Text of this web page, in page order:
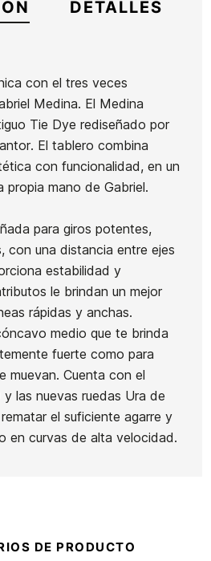
DETALLES
con el tres veces
Medina. El Medina
Tie Dye rediseñado por
El tablero combina
con funcionalidad, en un
propia mano de Gabriel.
para giros potentes,
con una distancia entre ejes
estabilidad y
le brindan un mejor
rápidas y anchas.
medio que te brinda
fuerte como para
muevan. Cuenta con el
las nuevas ruedas Ura de
el suficiente agarre y
en curvas de alta velocidad.
21080605
DE PRODUCTO